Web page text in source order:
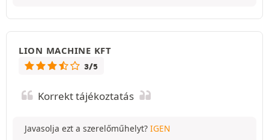
LION MACHINE KFT
3/5
Korrekt tájékoztatás
Javasolja ezt a szerelőműhelyt? IGEN